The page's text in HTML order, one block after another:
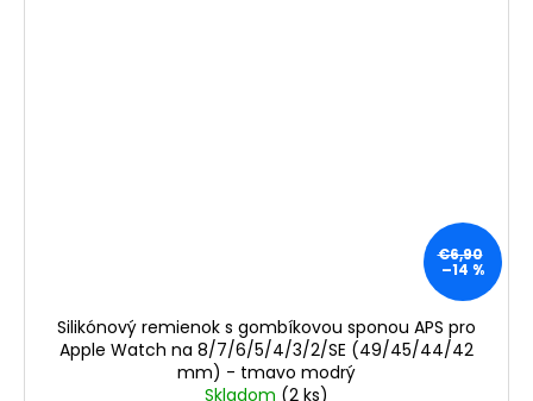
€6,90
–14 %
Silikónový remienok s gombíkovou sponou APS pro
Apple Watch na 8/7/6/5/4/3/2/SE (49/45/44/42
mm) - tmavo modrý
Skladom (2 ks)